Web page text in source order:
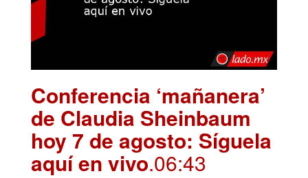
Conferencia ‘mañanera’
de Claudia Sheinbaum
hoy 7 de agosto: Síguela
aquí en vivo.06:43